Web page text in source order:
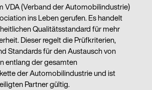
VDA (Verband der Automobilindustrie)
ins Leben gerufen. Es handelt
Qualitätsstandard für mehr
Dieser regelt die Prüfkriterien,
Standards für den Austausch von
entlang der gesamten
der Automobilindustrie und ist
Partner gültig.